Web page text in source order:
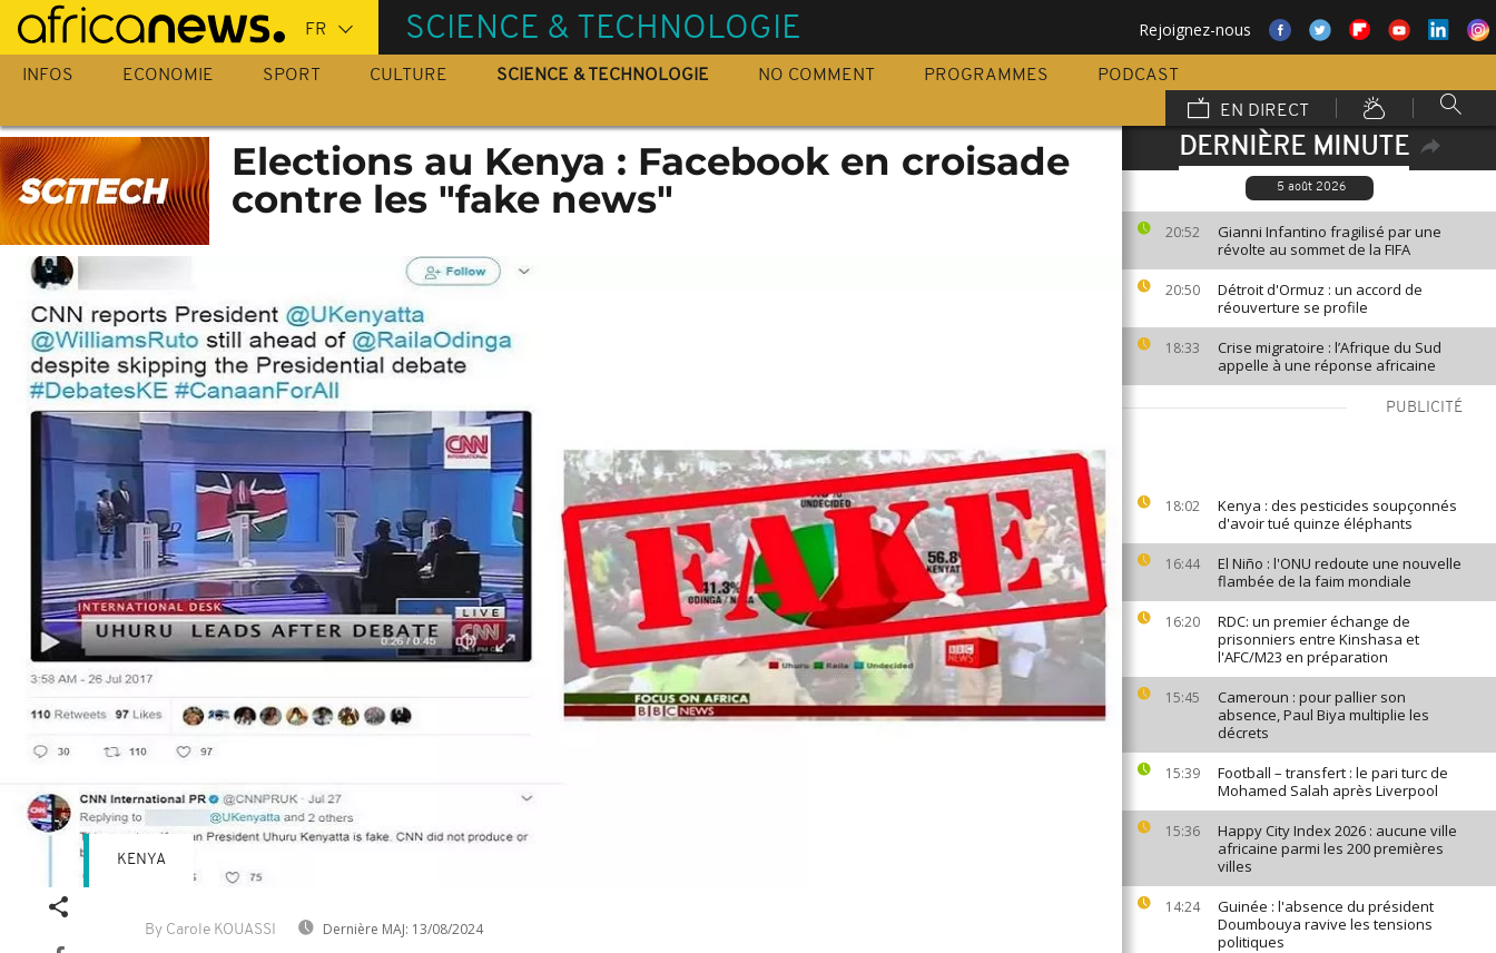
Passer
au
contenu
SCIENCE & TECHNOLOGIE Rejoignez-nous
INFOS ECONOMIE SPORT CULTURE SCIENCE & TECHNOLOGIE NO COMMENT PROGRAMMES
PODCAST
EN DIRECT
DERNIÈRE MINUTE
5 août 2026
20:52
Gianni Infantino fragilisé par une
révolte au sommet de la FIFA
20:50
Détroit d'Ormuz : un accord de
réouverture se profile
18:33
Crise migratoire : l’Afrique du Sud
appelle à une réponse africaine
PUBLICITÉ
18:02
Kenya : des pesticides soupçonnés
d'avoir tué quinze éléphants
16:44
El Niño : l'ONU redoute une nouvelle
flambée de la faim mondiale
16:20
RDC: un premier échange de
prisonniers entre Kinshasa et
l'AFC/M23 en préparation
15:45
Cameroun : pour pallier son
absence, Paul Biya multiplie les
décrets
15:39
Football – transfert : le pari turc de
Mohamed Salah après Liverpool
15:36
Happy City Index 2026 : aucune ville
africaine parmi les 200 premières
villes
14:24
Guinée : l'absence du président
Doumbouya ravive les tensions
politiques
Elections au Kenya : Facebook en croisade
contre les "fake news"
By Carole KOUASSI Dernière MAJ: 13/08/2024
KENYA